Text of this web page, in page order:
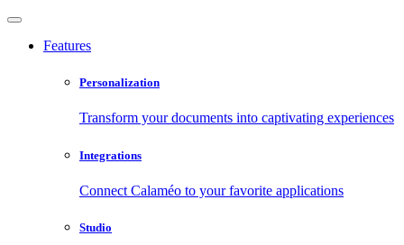
Features
Personalization
Transform your documents into captivating experiences
Integrations
Connect Calaméo to your favorite applications
Studio